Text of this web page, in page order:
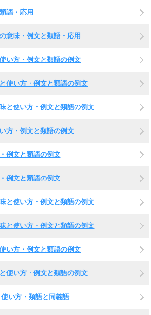
語・応用
意味・例文と類語・応用
い方・例文と類語の例文
使い方・例文と類語の例文
と使い方・例文と類語の例文
方・例文と類語の例文
例文と類語の例文
例文と類語の例文
と使い方・例文と類語の例文
と使い方・例文と類語の例文
い方・例文と類語の例文
使い方・例文と類語の例文
い方・類語と同義語